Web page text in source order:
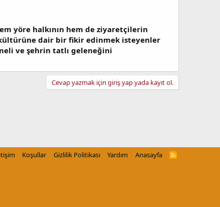
yöre halkının hem de ziyaretçilerin
dair bir fikir edinmek isteyenler
ve şehrin tatlı geleneğini
Cevap yazmak için giriş yap yada kayıt ol.
Koşullar Gizlilik Politikası Yardım Anasayfa
R